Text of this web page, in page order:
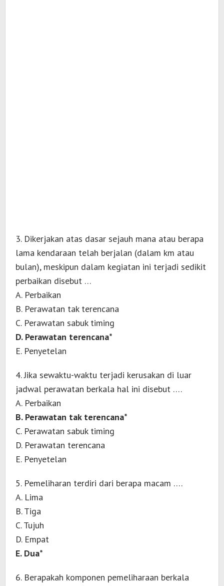
3. Dikerjakan atas dasar sejauh mana atau berapa
lama kendaraan telah berjalan (dalam km atau
bulan), meskipun dalam kegiatan ini terjadi sedikit
perbaikan disebut …
A. Perbaikan
B. Perawatan tak terencana
C. Perawatan sabuk timing
D. Perawatan terencana*
E. Penyetelan
4. Jika sewaktu-waktu terjadi kerusakan di luar
jadwal perawatan berkala hal ini disebut ….
A. Perbaikan
B. Perawatan tak terencana*
C. Perawatan sabuk timing
D. Perawatan terencana
E. Penyetelan
5. Pemeliharan terdiri dari berapa macam ….
A. Lima
B. Tiga
C. Tujuh
D. Empat
E. Dua*
6. Berapakah komponen pemeliharaan berkala